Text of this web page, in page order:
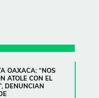
OAXACA: “NOS
ATOLE CON EL
DENUNCIAN